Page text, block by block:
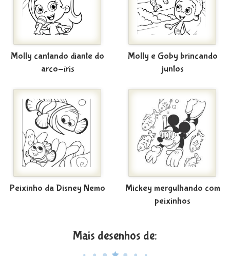
Molly cantando diante do
arco-íris
Molly e Goby brincando
juntos
Peixinho da Disney Nemo
Mickey mergulhando com
peixinhos
Mais desenhos de: